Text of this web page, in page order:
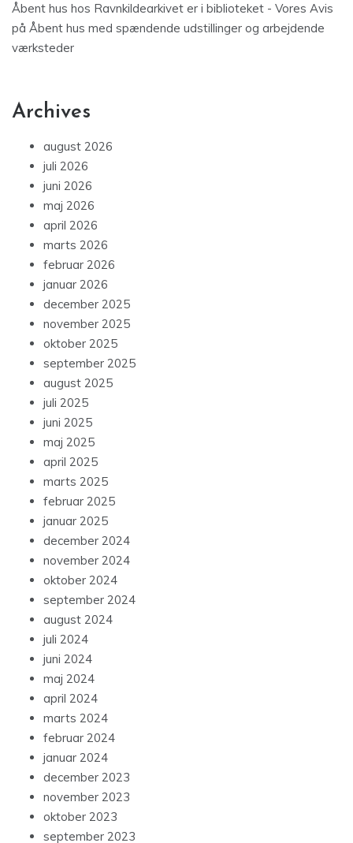
Åbent hus hos Ravnkildearkivet er i biblioteket - Vores Avis
på Åbent hus med spændende udstillinger og arbejdende
værksteder
Archives
august 2026
juli 2026
juni 2026
maj 2026
april 2026
marts 2026
februar 2026
januar 2026
december 2025
november 2025
oktober 2025
september 2025
august 2025
juli 2025
juni 2025
maj 2025
april 2025
marts 2025
februar 2025
januar 2025
december 2024
november 2024
oktober 2024
september 2024
august 2024
juli 2024
juni 2024
maj 2024
april 2024
marts 2024
februar 2024
januar 2024
december 2023
november 2023
oktober 2023
september 2023